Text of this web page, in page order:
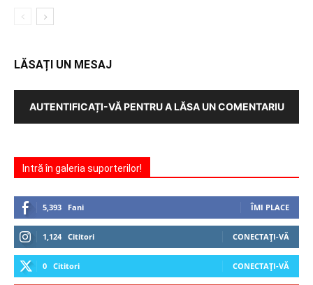
LĂSAȚI UN MESAJ
AUTENTIFICAȚI-VĂ PENTRU A LĂSA UN COMENTARIU
Intră în galeria suporterilor!
5,393 Fani ÎMI PLACE
1,124 Cititori CONECTAȚI-VĂ
0 Cititori CONECTAȚI-VĂ